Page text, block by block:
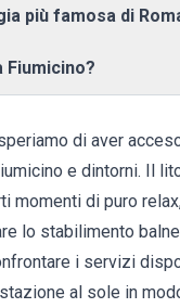
più famosa di
Fiumicino?
di aver
e dintorni. Il
momenti di puro
lo stabilimento
i servizi
al sole in